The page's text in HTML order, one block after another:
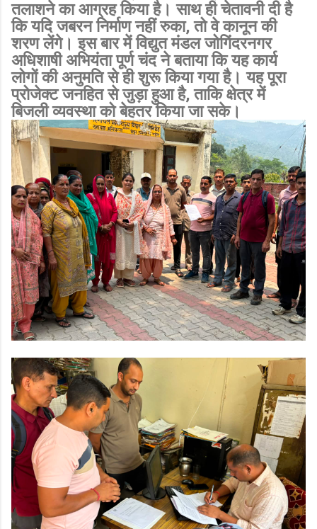
तलाशने का आग्रह किया है। साथ ही चेतावनी दी है
कि यदि जबरन निर्माण नहीं रुका, तो वे कानून की
शरण लेंगे। इस बार में विद्युत मंडल जोगिंदरनगर
अधिशाषी अभियंता पूर्ण चंद ने बताया कि यह कार्य
लोगों की अनुमति से ही शुरू किया गया है। यह पूरा
प्रोजेक्ट जनहित से जुड़ा हुआ है, ताकि क्षेत्र में
बिजली व्यवस्था को बेहतर किया जा सके।